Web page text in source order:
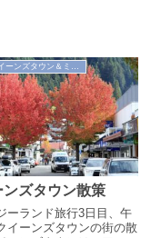
ンズタウン散策
ーランド旅行3日目、午
イーンズタウンの街の散